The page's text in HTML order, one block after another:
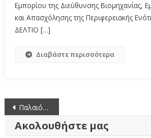
Εμπορίου της Διεύθυνσης Βιομηχανίας,
και Απασχόλησης της Περιφερειακής
ΔΕΛΤΙΟ […]
Διαβάστε περισσότερα
Πλοήγηση
άρθρων
Παλαιότερα άρθρα
Ακολουθήστε μας